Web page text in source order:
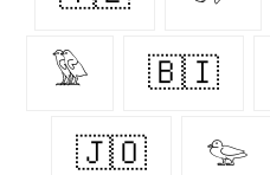
𓅳 🇧🇮
🇯🇴 𓅰